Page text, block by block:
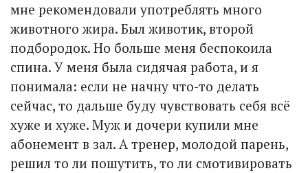
мне рекомендовали употреблять много
животного жира. Был животик, второй
подбородок. Но больше меня беспокоила
спина. У меня была сидячая работа, и я
понимала: если не начну что-то делать
сейчас, то дальше буду чувствовать себя всё
хуже и хуже. Муж и дочери купили мне
абонемент в зал. А тренер, молодой парень,
решил то ли пошутить, то ли смотивировать